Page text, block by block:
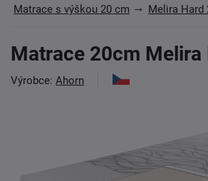
Matrace s výškou 20 cm
Melira Hard
Matrace 20cm Melira
Výrobce: Ahorn